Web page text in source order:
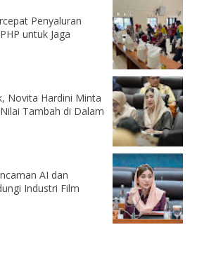
Penyaluran
untuk Jaga
Novita Hardini Minta
Tambah di Dalam
AI dan
Industri Film